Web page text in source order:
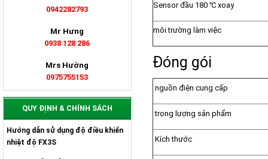
Sensor đầu 180 ℃ xoay
môi trường làm việc
Đóng gói
nguồn điện cung cấp
trọng lượng sản phẩm
Kích thước
0942282793
Mr Hưng
0938 128 286
Mrs Hường
0975755153
QUY ĐỊNH & CHÍNH SÁCH
Hướng dẫn sử dụng độ điều khiển
nhiệt độ FX3S